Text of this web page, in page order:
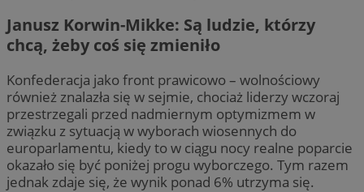
Janusz Korwin-Mikke: Są ludzie, którzy
chcą, żeby coś się zmieniło
Konfederacja jako front prawicowo – wolnościowy
również znalazła się w sejmie, chociaż liderzy wczoraj
przestrzegali przed nadmiernym optymizmem w
związku z sytuacją w wyborach wiosennych do
europarlamentu, kiedy to w ciągu nocy realne poparcie
okazało się być poniżej progu wyborczego. Tym razem
jednak zdaje się, że wynik ponad 6% utrzyma się.